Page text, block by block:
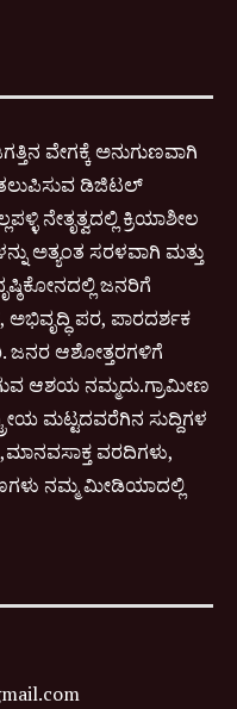
ವೇಗಕ್ಕೆ ಅನುಗುಣವಾಗಿ
ತಲುಪಿಸುವ ಡಿಜಿಟಲ್
ನೇತೃತ್ವದಲ್ಲಿ ಕ್ರಿಯಾಶೀಲ
ಅತ್ಯಂತ ಸರಳವಾಗಿ ಮತ್ತು
ಜನರಿಗೆ
ಪರ, ಪಾರದರ್ಶಕ
ಜನರ ಆಶೋತ್ತರಗಳಿಗೆ
ಆಶಯ ನಮ್ಮದು.ಗ್ರಾಮೀಣ
ಮಟ್ಟದವರೆಗಿನ ಸುದ್ದಿಗಳ
ವರದಿಗಳು,
ನಮ್ಮ ಮೀಡಿಯಾದಲ್ಲಿ